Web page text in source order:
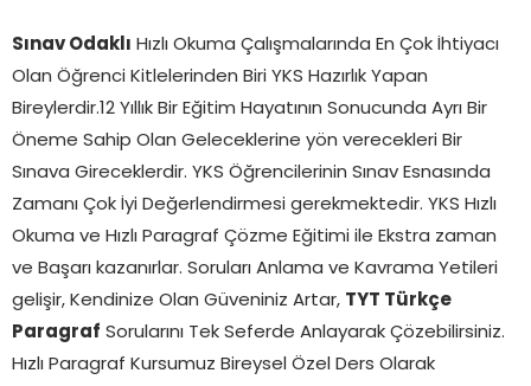
Sınav Odaklı
Hızlı Okuma Çalışmalarında En Çok İhtiyacı
Olan Öğrenci Kitlelerinden Biri YKS Hazırlık Yapan
Bireylerdir.12 Yıllık Bir Eğitim Hayatının Sonucunda Ayrı Bir
Öneme Sahip Olan Geleceklerine yön verecekleri Bir
Sınava Gireceklerdir. YKS Öğrencilerinin Sınav Esnasında
Zamanı Çok İyi Değerlendirmesi gerekmektedir. YKS Hızlı
Okuma ve Hızlı Paragraf Çözme Eğitimi ile Ekstra zaman
ve Başarı kazanırlar. Soruları Anlama ve Kavrama Yetileri
gelişir, Kendinize Olan Güveniniz Artar, TYT Türkçe
Paragraf Sorularını Tek Seferde Anlayarak Çözebilirsiniz.
Hızlı Paragraf Kursumuz Bireysel Özel Ders Olarak